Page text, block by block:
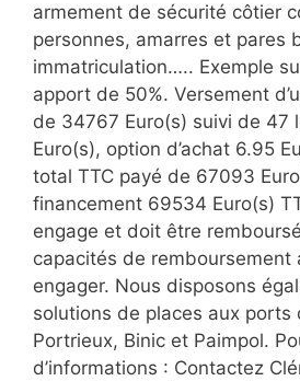
armement de sécurité côtier
personnes, amarres et pares
immatriculation….. Exemple
apport de 50%. Versement
de 34767 Euro(s) suivi de 47
Euro(s), option d’achat 6.95
total TTC payé de 67093
financement 69534 Euro(s)
engage et doit être
capacités de remboursement
engager. Nous disposons
solutions de places aux ports
Portrieux, Binic et Paimpol.
d’informations : Contactez